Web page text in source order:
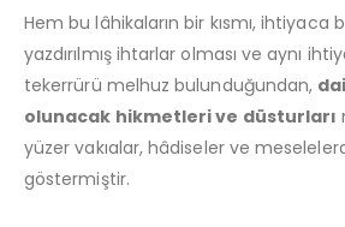
Hem bu lâhikaların bir kısmı, ihtiyaca
yazdırılmış ihtarlar olması ve aynı
tekerrürü melhuz bulunduğundan,
olunacak hikmetleri ve düsturları
yüzer vakıalar, hâdiseler ve
göstermiştir.